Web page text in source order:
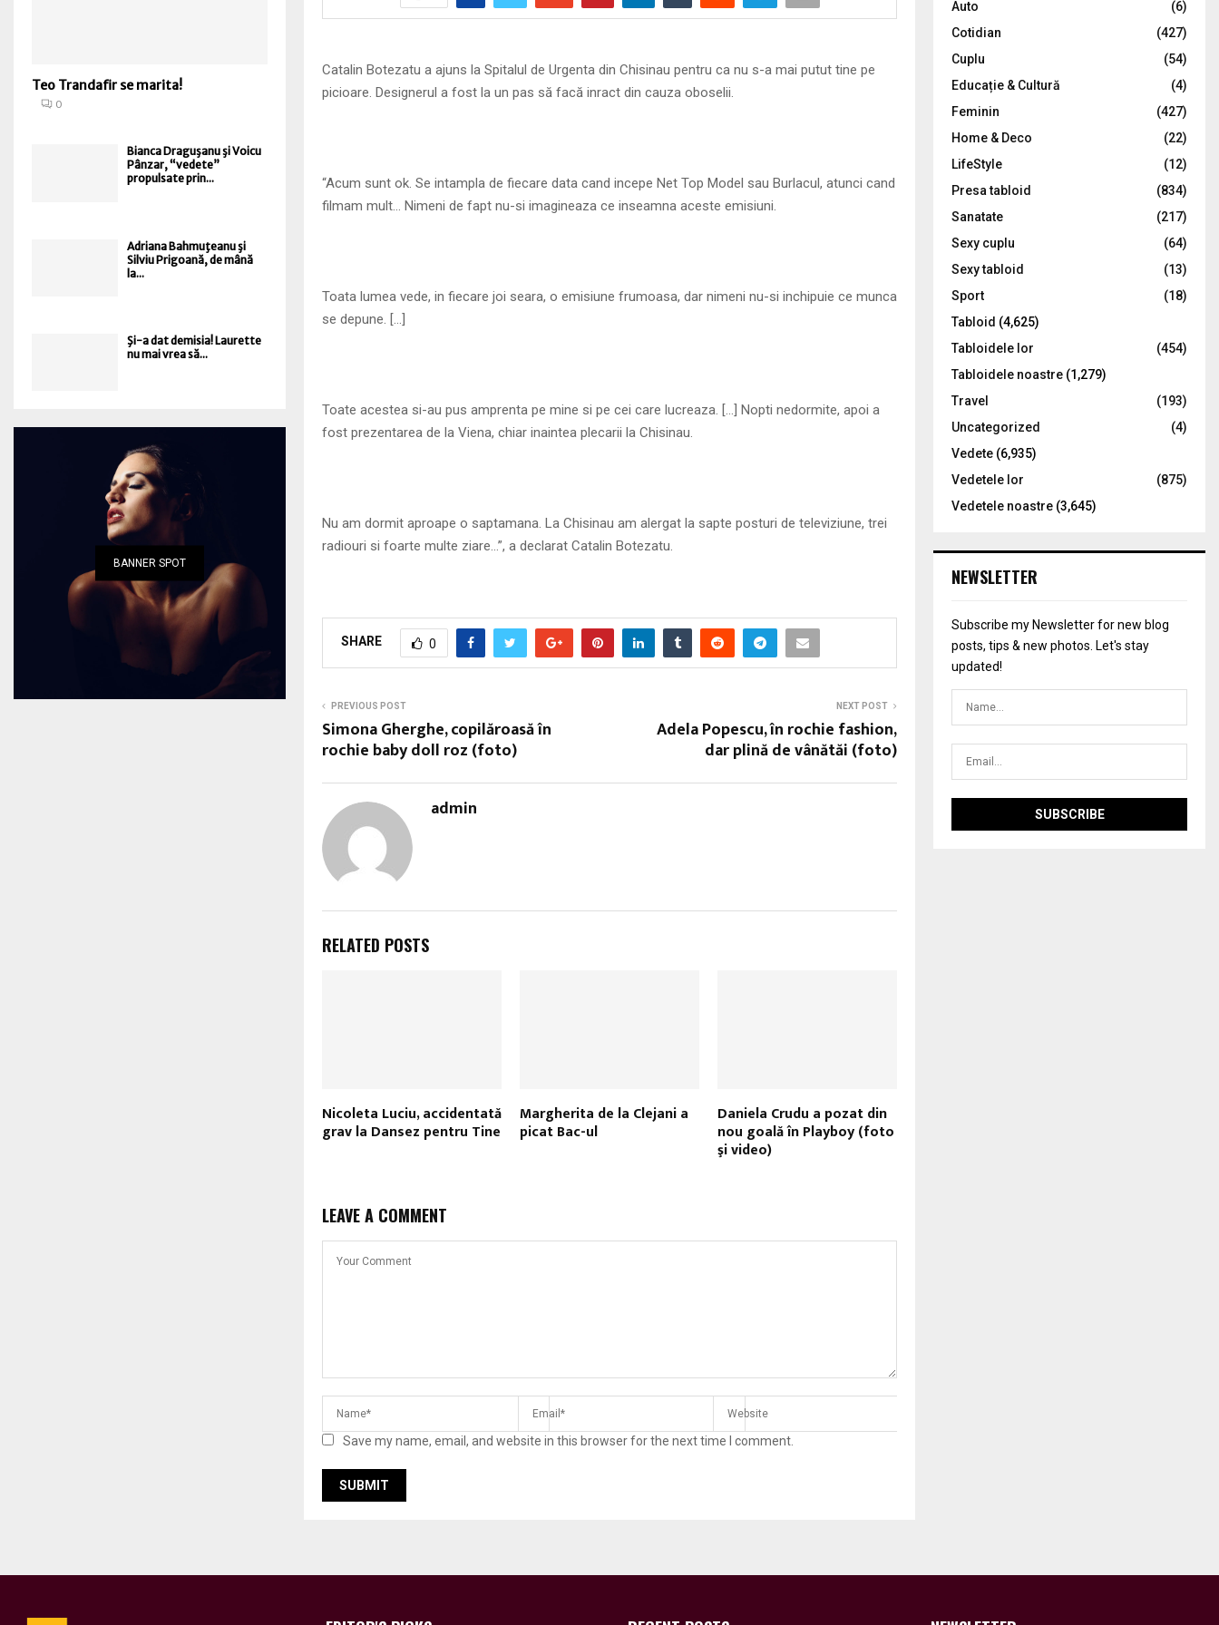
Catalin Botezatu a ajuns la Spitalul de Urgenta din Chisinau pentru ca nu s-a mai putut tine pe
picioare. Designerul a fost la un pas să facă inract din cauza oboselii.
“Acum sunt ok. Se intampla de fiecare data cand incepe Net Top Model sau Burlacul, atunci cand
filmam mult… Nimeni de fapt nu-si imagineaza ce inseamna aceste emisiuni.
Toata lumea vede, in fiecare joi seara, o emisiune frumoasa, dar nimeni nu-si inchipuie ce munca
se depune. […]
Toate acestea si-au pus amprenta pe mine si pe cei care lucreaza. […] Nopti nedormite, apoi a
fost prezentarea de la Viena, chiar inaintea plecarii la Chisinau.
Nu am dormit aproape o saptamana. La Chisinau am alergat la sapte posturi de televiziune, trei
radiouri si foarte multe ziare…”, a declarat Catalin Botezatu.
SHARE 0
PREVIOUS POST
Simona Gherghe, copilăroasă în
rochie baby doll roz (foto)
NEXT POST
Adela Popescu, în rochie fashion,
dar plină de vânătăi (foto)
admin
RELATED POSTS
Nicoleta Luciu, accidentată
grav la Dansez pentru Tine
Margherita de la Clejani a
picat Bac-ul
Daniela Crudu a pozat din
nou goală în Playboy (foto
şi video)
LEAVE A COMMENT
Save my name, email, and website in this browser for the next time I comment.
Teo Trandafir se marita!
0
Bianca Draguşanu şi Voicu
Pânzar, “vedete”
propulsate prin...
Adriana Bahmuţeanu şi
Silviu Prigoană, de mână
la...
Şi-a dat demisia! Laurette
nu mai vrea să...
BANNER SPOT
:
C
Auto
(6)
Cotidian
(427)
Cuplu
(54)
Educație & Cultură
(4)
Feminin
(427)
Home & Deco
(22)
LifeStyle
(12)
Presa tabloid
(834)
Sanatate
(217)
Sexy cuplu
(64)
Sexy tabloid
(13)
Sport
(18)
Tabloid (4,625)
Tabloidele lor
(454)
Tabloidele noastre (1,279)
Travel
(193)
Uncategorized
(4)
Vedete (6,935)
Vedetele lor
(875)
Vedetele noastre (3,645)
NEWSLETTER
Subscribe my Newsletter for new blog
posts, tips & new photos. Let's stay
updated!